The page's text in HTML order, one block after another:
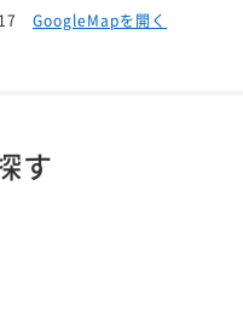
GoogleMapを開く
す